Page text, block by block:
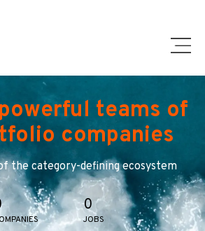
teams of
companies
the category-defining ecosystem
0
JOBS